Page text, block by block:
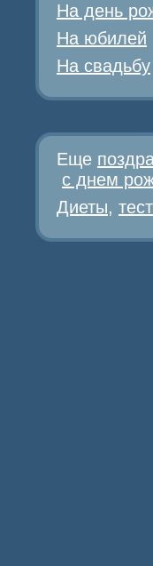
На день
На юбилей
На свадьбу
Еще
с днем
Диеты,